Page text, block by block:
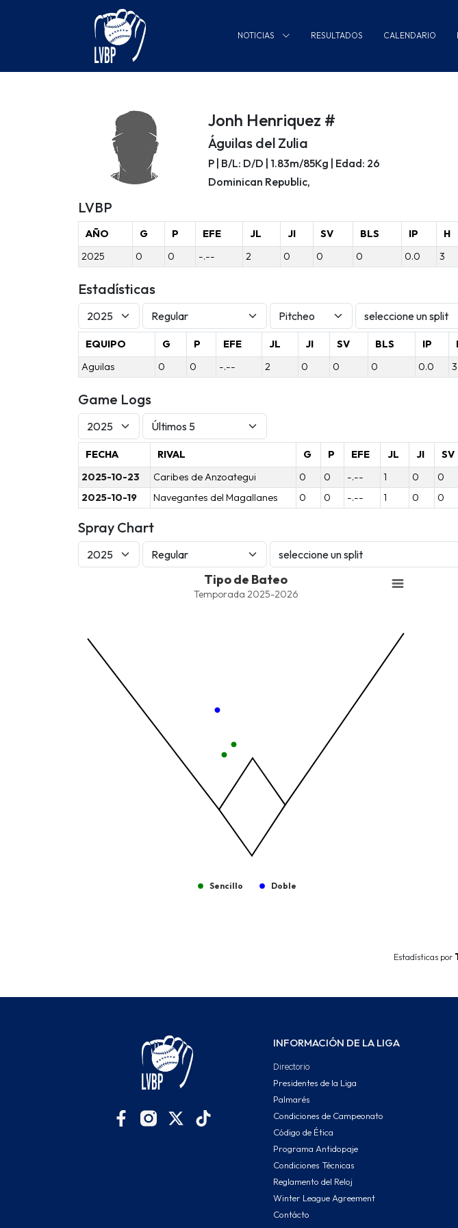
NOTICIAS RESULTADOS CALENDARIO
Jonh Henriquez #
Águilas del Zulia
P | B/L: D/D | 1.83m/85Kg | Edad: 26
Dominican Republic,
LVBP
AÑO G P EFE JL JI SV BLS IP H
2025
0 0 -.-- 2 0 0 0 0.0 3
Estadísticas
EQUIPO G P EFE JL JI SV BLS IP
Aguilas
0 0 -.-- 2 0 0 0 0.0 3
Game Logs
FECHA RIVAL G P EFE JL JI SV
2025-10-23
Caribes de Anzoategui 0 0 -.-- 1 0 0
2025-10-19
Navegantes del Magallanes 0 0 -.-- 1 0 0
Spray Chart
Combination chart with 6 data series.
The chart has 1 X axis displaying values. Data ranges from -2.45 to 245.
The chart has 1 Y axis displaying values. Data ranges from -206.84 to -85.
Tipo de Bateo
Temporada 2025-2026
Sencillo Doble
Estadísticas por
INFORMACIÓN DE LA LIGA
Directorio
Presidentes de la Liga
Palmarés
Condiciones de Campeonato
Código de Ética
Programa Antidopaje
Condiciones Técnicas
Reglamento del Reloj
Winter League Agreement
Contácto